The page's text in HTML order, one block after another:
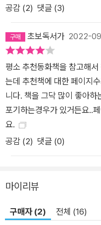
대한 보상, 만화책 허용 여부
이 일었던 부분에 대한 답
공감 (2) 댓글 (3)
초보독서가 2022-
평소 추천동화책을 참고해
는데 추천책에 대한 페이지
니다. 책을 그닥 많이 좋아
포기하는경우가 있거든요..
요.
공감 (2) 댓글 (0)
마이리뷰
구매자 (2) 전체 (16)